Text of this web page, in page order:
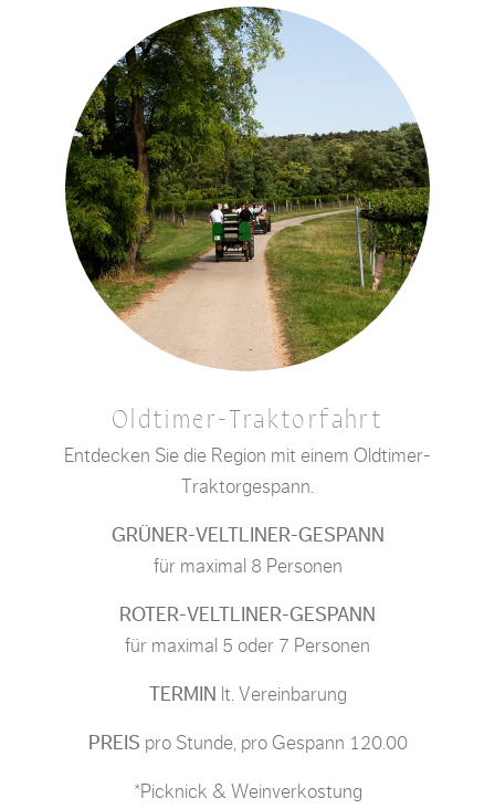
Oldtimer-Traktorfahrt
Entdecken Sie die Region mit einem Oldtimer-
Traktorgespann.
GRÜNER-VELTLINER-GESPANN
für maximal 8 Personen
ROTER-VELTLINER-GESPANN
für maximal 5 oder 7 Personen
TERMIN lt. Vereinbarung
PREIS pro Stunde, pro Gespann 120.00
*Picknick & Weinverkostung